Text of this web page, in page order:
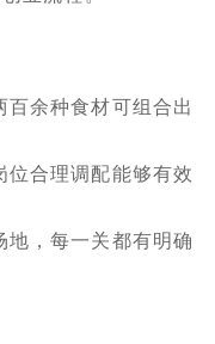
余种食材可组合出
位合理调配能够有效
地，每一关都有明确